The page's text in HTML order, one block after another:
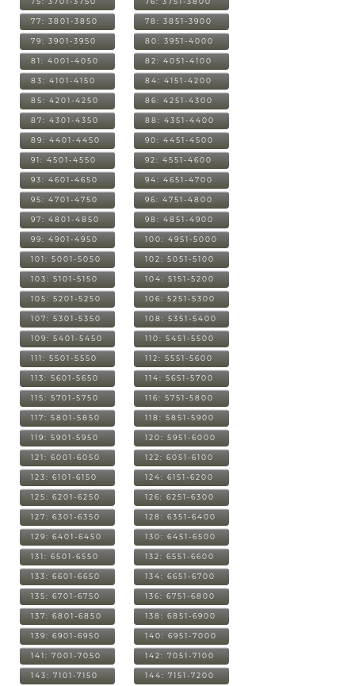
77: 3801-3850 78: 3851-3900
79: 3901-3950 80: 3951-4000
81: 4001-4050 82: 4051-4100
83: 4101-4150 84: 4151-4200
85: 4201-4250 86: 4251-4300
87: 4301-4350 88: 4351-4400
89: 4401-4450 90: 4451-4500
91: 4501-4550 92: 4551-4600
93: 4601-4650 94: 4651-4700
95: 4701-4750 96: 4751-4800
97: 4801-4850 98: 4851-4900
99: 4901-4950 100: 4951-5000
101: 5001-5050 102: 5051-5100
103: 5101-5150 104: 5151-5200
105: 5201-5250 106: 5251-5300
107: 5301-5350 108: 5351-5400
109: 5401-5450 110: 5451-5500
111: 5501-5550 112: 5551-5600
113: 5601-5650 114: 5651-5700
115: 5701-5750 116: 5751-5800
117: 5801-5850 118: 5851-5900
119: 5901-5950 120: 5951-6000
121: 6001-6050 122: 6051-6100
123: 6101-6150 124: 6151-6200
125: 6201-6250 126: 6251-6300
127: 6301-6350 128: 6351-6400
129: 6401-6450 130: 6451-6500
131: 6501-6550 132: 6551-6600
133: 6601-6650 134: 6651-6700
135: 6701-6750 136: 6751-6800
137: 6801-6850 138: 6851-6900
139: 6901-6950 140: 6951-7000
141: 7001-7050 142: 7051-7100
143: 7101-7150 144: 7151-7200